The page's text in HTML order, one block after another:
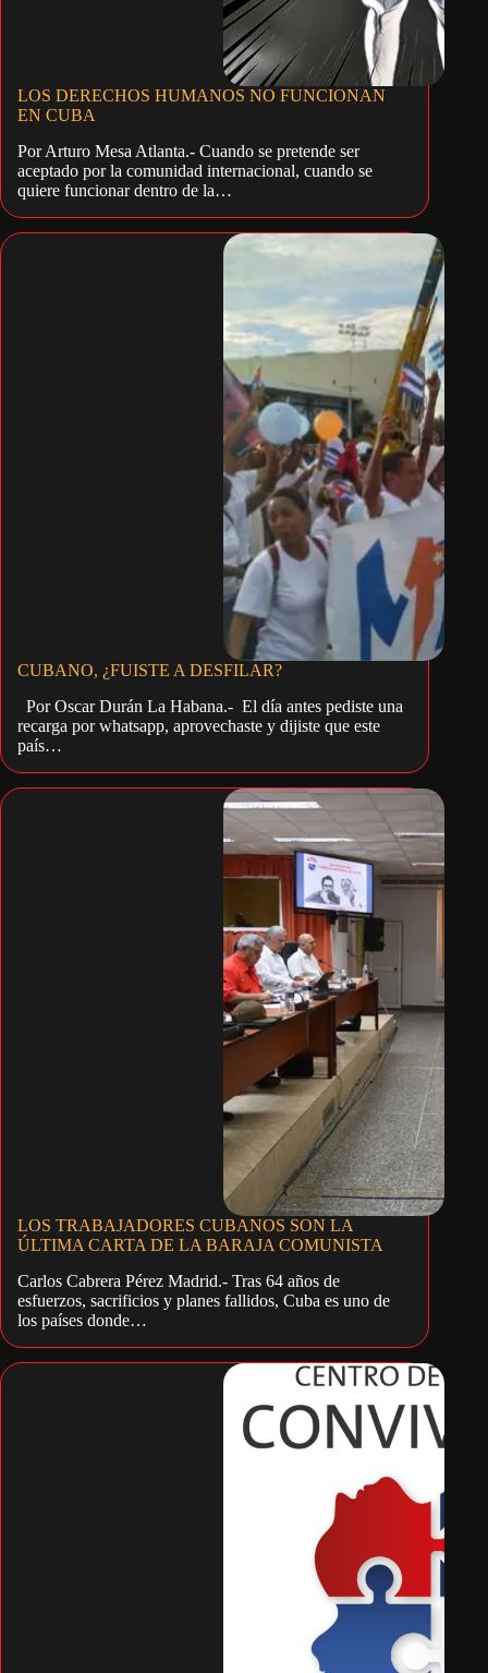
LOS DERECHOS HUMANOS NO FUNCIONAN
EN CUBA
Por Arturo Mesa Atlanta.- Cuando se pretende ser
aceptado por la comunidad internacional, cuando se
quiere funcionar dentro de la…
CUBANO, ¿FUISTE A DESFILAR?
Por Oscar Durán La Habana.- El día antes pediste una
recarga por whatsapp, aprovechaste y dijiste que este
país…
LOS TRABAJADORES CUBANOS SON LA
ÚLTIMA CARTA DE LA BARAJA COMUNISTA
Carlos Cabrera Pérez Madrid.- Tras 64 años de
esfuerzos, sacrificios y planes fallidos, Cuba es uno de
los países donde…